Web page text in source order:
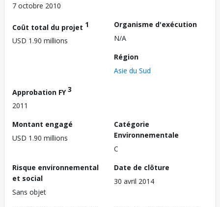
7 octobre 2010
Coût total du projet 1
USD 1.90 millions
Organisme d'exécution
N/A
Région
Asie du Sud
Approbation FY3
2011
Montant engagé
USD 1.90 millions
Catégorie
Environnementale
C
Risque environnemental
et social
Sans objet
Date de clôture
30 avril 2014